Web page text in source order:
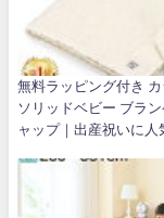
無料ラッピング付き
ソリッドベビー ブラ
ャップ｜出産祝いに人